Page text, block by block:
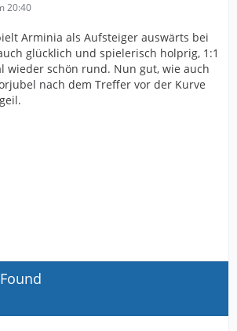
20:40
Arminia als Aufsteiger auswärts bei
glücklich und spielerisch holprig, 1:1
wieder schön rund. Nun gut, wie auch
nach dem Treffer vor der Kurve